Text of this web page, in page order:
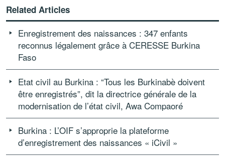
Related Articles
Enregistrement des naissances : 347 enfants
reconnus légalement grâce à CERESSE Burkina
Faso
Etat civil au Burkina : “Tous les Burkinabè doivent
être enregistrés”, dit la directrice générale de la
modernisation de l’état civil, Awa Compaoré
Burkina : L’OIF s’approprie la plateforme
d’enregistrement des naissances « iCivil »